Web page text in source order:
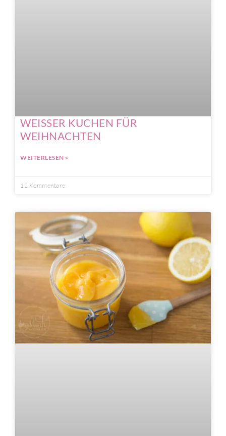
WEISSER KUCHEN FÜR
WEIHNACHTEN
WEITERLESEN »
12 Kommentare